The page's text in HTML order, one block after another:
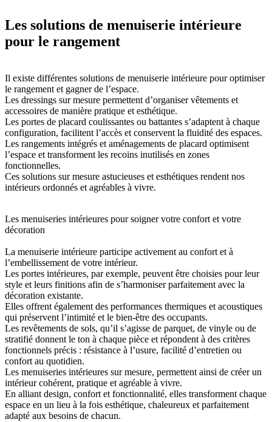
Les solutions de menuiserie intérieure
pour le rangement
Il existe différentes solutions de menuiserie intérieure pour optimiser
le rangement et gagner de l’espace.
Les dressings sur mesure permettent d’organiser vêtements et
accessoires de manière pratique et esthétique.
Les portes de placard coulissantes ou battantes s’adaptent à chaque
configuration, facilitent l’accès et conservent la fluidité des espaces.
Les rangements intégrés et aménagements de placard optimisent
l’espace et transforment les recoins inutilisés en zones
fonctionnelles.
Ces solutions sur mesure astucieuses et esthétiques rendent nos
intérieurs ordonnés et agréables à vivre.
Les menuiseries intérieures pour soigner votre confort et votre
décoration
La menuiserie intérieure participe activement au confort et à
l’embellissement de votre intérieur.
Les portes intérieures, par exemple, peuvent être choisies pour leur
style et leurs finitions afin de s’harmoniser parfaitement avec la
décoration existante.
Elles offrent également des performances thermiques et acoustiques
qui préservent l’intimité et le bien-être des occupants.
Les revêtements de sols, qu’il s’agisse de parquet, de vinyle ou de
stratifié donnent le ton à chaque pièce et répondent à des critères
fonctionnels précis : résistance à l’usure, facilité d’entretien ou
confort au quotidien.
Les menuiseries intérieures sur mesure, permettent ainsi de créer un
intérieur cohérent, pratique et agréable à vivre.
En alliant design, confort et fonctionnalité, elles transforment chaque
espace en un lieu à la fois esthétique, chaleureux et parfaitement
adapté aux besoins de chacun.